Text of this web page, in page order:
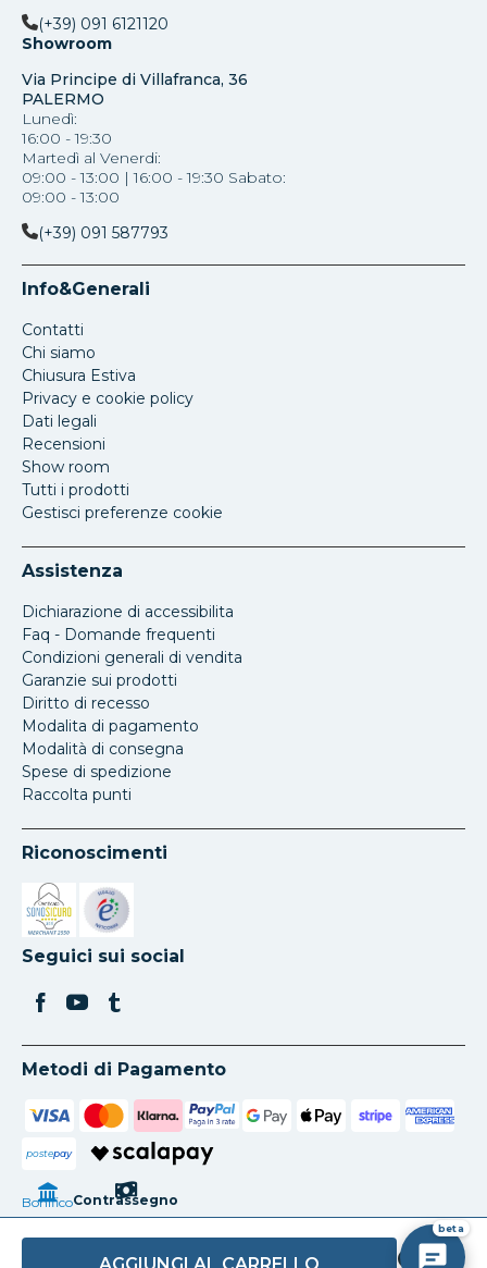
(+39) 091 6121120
Showroom
Via Principe di Villafranca, 36
PALERMO
Lunedì:
16:00 - 19:30
Martedì al Venerdi:
09:00 - 13:00 | 16:00 - 19:30 Sabato:
09:00 - 13:00
(+39) 091 587793
Info&Generali
Contatti
Chi siamo
Chiusura Estiva
Privacy e cookie policy
Dati legali
Recensioni
Show room
Tutti i prodotti
Gestisci preferenze cookie
Assistenza
Dichiarazione di accessibilita
Faq - Domande frequenti
Condizioni generali di vendita
Garanzie sui prodotti
Diritto di recesso
Modalita di pagamento
Modalità di consegna
Spese di spedizione
Raccolta punti
Riconoscimenti
Si apre in una nuova scheda
Si apre in una nuova scheda
Seguici sui social
Metodi di Pagamento
postepay
BonificoContrassegno
beta